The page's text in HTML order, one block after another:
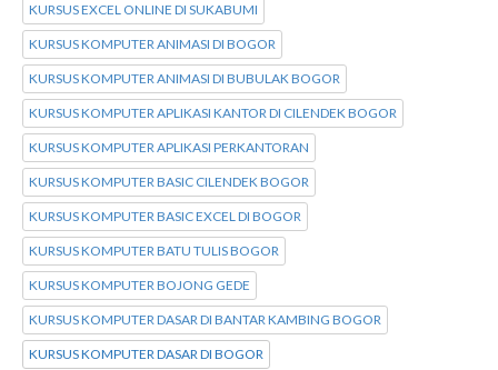
KURSUS EXCEL ONLINE DI SUKABUMI
KURSUS KOMPUTER ANIMASI DI BOGOR
KURSUS KOMPUTER ANIMASI DI BUBULAK BOGOR
KURSUS KOMPUTER APLIKASI KANTOR DI CILENDEK BOGOR
KURSUS KOMPUTER APLIKASI PERKANTORAN
KURSUS KOMPUTER BASIC CILENDEK BOGOR
KURSUS KOMPUTER BASIC EXCEL DI BOGOR
KURSUS KOMPUTER BATU TULIS BOGOR
KURSUS KOMPUTER BOJONG GEDE
KURSUS KOMPUTER DASAR DI BANTAR KAMBING BOGOR
KURSUS KOMPUTER DASAR DI BOGOR